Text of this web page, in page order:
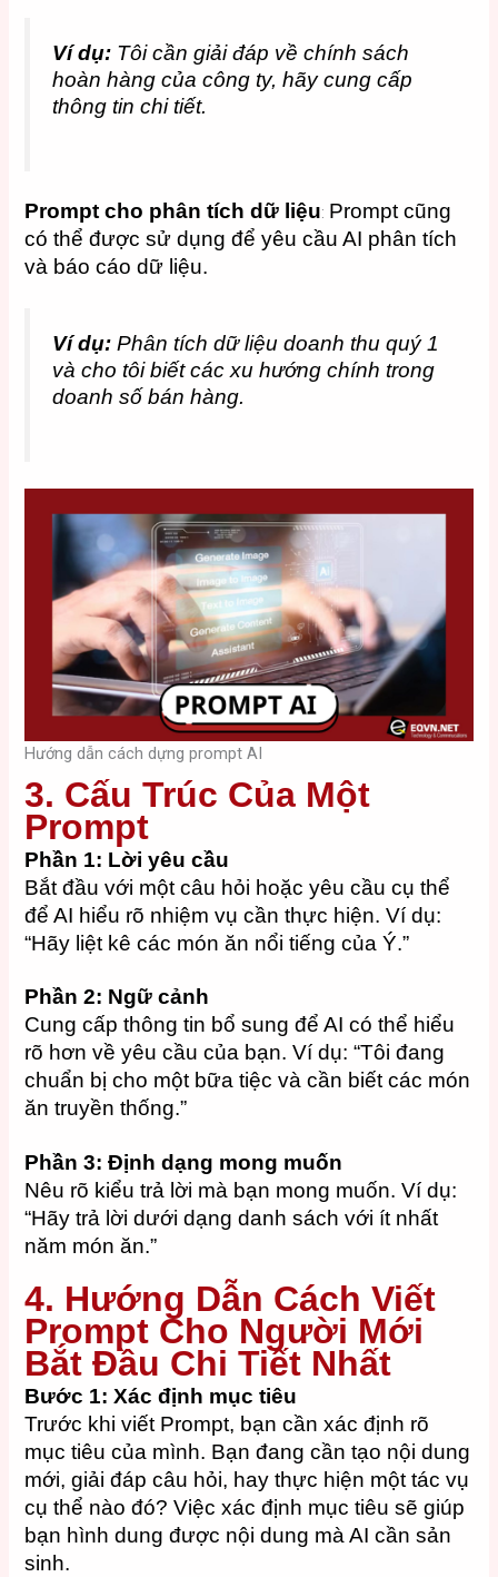
Ví dụ: Tôi cần giải đáp về chính sách
hoàn hàng của công ty, hãy cung cấp
thông tin chi tiết.
Prompt cho phân tích dữ liệu: Prompt cũng
có thể được sử dụng để yêu cầu AI phân tích
và báo cáo dữ liệu.
Ví dụ:Phân tích dữ liệu doanh thu quý 1
và cho tôi biết các xu hướng chính trong
doanh số bán hàng.
Hướng dẫn cách dựng prompt AI
3. Cấu Trúc Của Một
Prompt
Phần 1: Lời yêu cầu
Bắt đầu với một câu hỏi hoặc yêu cầu cụ thể
để AI hiểu rõ nhiệm vụ cần thực hiện. Ví dụ:
“Hãy liệt kê các món ăn nổi tiếng của Ý.”
Phần 2: Ngữ cảnh
Cung cấp thông tin bổ sung để AI có thể hiểu
rõ hơn về yêu cầu của bạn. Ví dụ: “Tôi đang
chuẩn bị cho một bữa tiệc và cần biết các món
ăn truyền thống.”
Phần 3: Định dạng mong muốn
Nêu rõ kiểu trả lời mà bạn mong muốn. Ví dụ:
“Hãy trả lời dưới dạng danh sách với ít nhất
năm món ăn.”
4. Hướng Dẫn Cách Viết
Prompt Cho Người Mới
Bắt Đầu Chi Tiết Nhất
Bước 1: Xác định mục tiêu
Trước khi viết Prompt, bạn cần xác định rõ
mục tiêu của mình. Bạn đang cần tạo nội dung
mới, giải đáp câu hỏi, hay thực hiện một tác vụ
cụ thể nào đó? Việc xác định mục tiêu sẽ giúp
bạn hình dung được nội dung mà AI cần sản
sinh.